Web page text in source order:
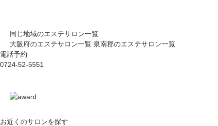
同じ地域のエステサロン一覧
大阪府のエステサロン一覧 泉南郡のエステサロン一覧
電話予約
0724-52-5551
お近くのサロンを探す